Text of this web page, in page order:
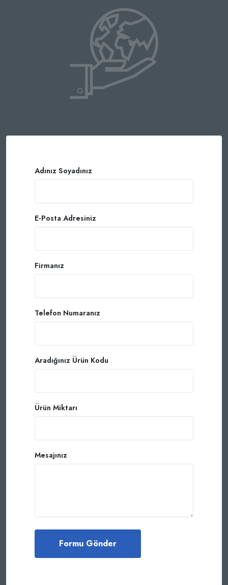
Adınız Soyadınız
E-Posta Adresiniz
Firmanız
Telefon Numaranız
Aradığınız Ürün Kodu
Ürün Miktarı
Mesajınız